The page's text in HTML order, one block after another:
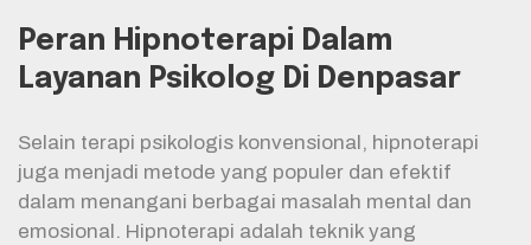
Peran Hipnoterapi Dalam
Layanan Psikolog Di Denpasar
Selain terapi psikologis konvensional, hipnoterapi
juga menjadi metode yang populer dan efektif
dalam menangani berbagai masalah mental dan
emosional. Hipnoterapi adalah teknik yang